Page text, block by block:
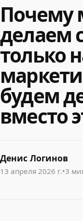
Почему
делаем
только
будем
вместо
Денис Логинов
13 апреля 2026 г.•3